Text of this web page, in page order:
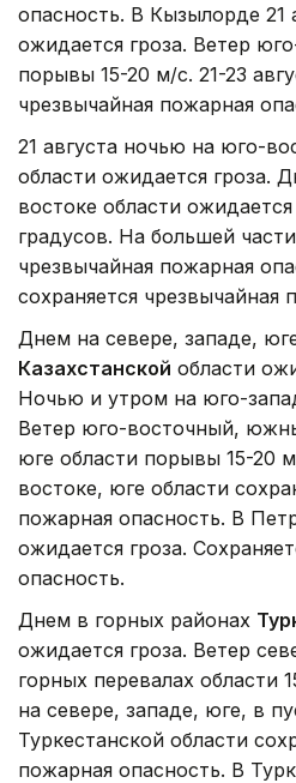
опасность. В Кызылорде 21
ожидается гроза. Ветер
порывы 15-20 м/с. 21-23
чрезвычайная пожарная
21 августа ночью на юго-
области ожидается гроза.
востоке области
градусов. На большей
чрезвычайная пожарная
сохраняется чрезвычайная
Днем на севере, западе,
Казахстанской области
Ночью и утром на юго-
Ветер юго-восточный,
юге области порывы 15-20
востоке, юге области
пожарная опасность. В
ожидается гроза.
опасность.
Днем в горных районах
ожидается гроза. Ветер
горных перевалах области
на севере, западе, юге, в
Туркестанской области
пожарная опасность. В